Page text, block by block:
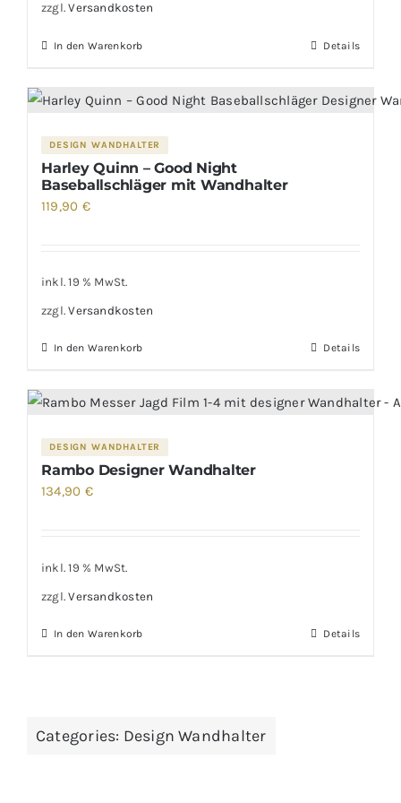
zzgl.Versandkosten
In den Warenkorb Details
DESIGN WANDHALTER
Harley Quinn – Good Night
Baseballschläger mit Wandhalter
119,90 €
inkl. 19 % MwSt.
zzgl.Versandkosten
In den Warenkorb Details
DESIGN WANDHALTER
Rambo Designer Wandhalter
134,90 €
inkl. 19 % MwSt.
zzgl.Versandkosten
In den Warenkorb Details
Categories: Design Wandhalter